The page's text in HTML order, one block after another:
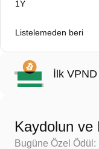
1Y
Listelemeden beri
İlk VPND
Kaydolun ve
Bugüne Özel